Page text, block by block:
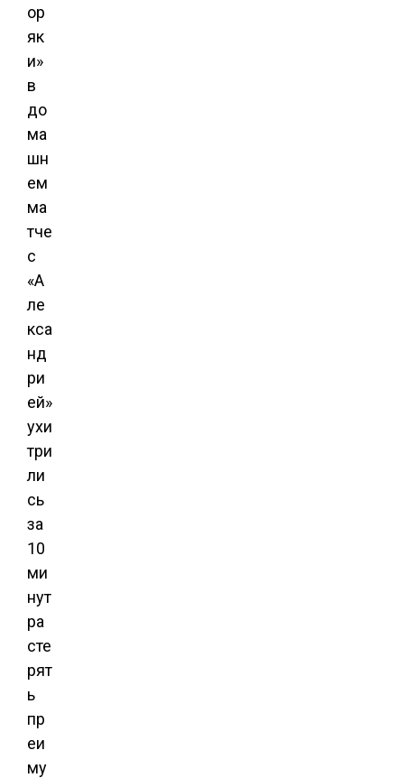
ор
як
и»
в
до
ма
шн
ем
ма
тче
с
«А
ле
кса
нд
ри
ей»
ухи
три
ли
сь
за
10
ми
нут
ра
сте
рят
ь
пр
еи
му